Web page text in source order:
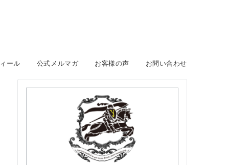
ール 公式メルマガ お客様の声 お問い合わせ